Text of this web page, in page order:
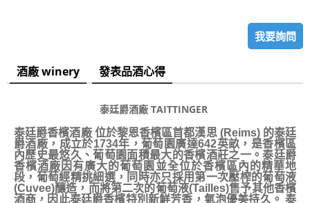
我要詢問
酒廠 winery 發表品酒心得
泰廷爵酒廠 TAITTINGER
泰廷爵香檳酒廠 位於黎恩香檳區首都漢思 (Reims) 的泰廷
爵酒廠，成立於1734年，葡萄園廣達642英畝，是香檳區
內歷史最悠久、葡萄園面積最大的香檳酒莊之一。泰廷爵
香檳酒廠因有廣大的葡萄園並全位於香檳區內的精華地
段，葡萄經精挑細選，同時亦只採用第一次壓榨的葡萄液
(Cuvee)釀造，而將第二次的葡萄液(Tailles)售予其他香檳
酒商，因此泰廷爵香檳特別新鮮芳香，氣泡優美持久。 泰